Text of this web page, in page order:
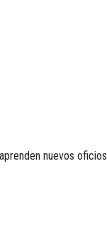
nuevos oficios